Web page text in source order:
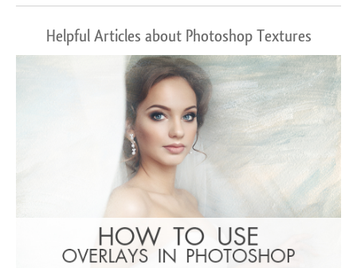
Helpful Articles about Photoshop Textures